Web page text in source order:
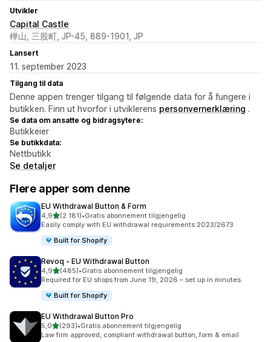
Utvikler
Capital Castle
樺山, 三股町, JP-45, 889-1901, JP
Lansert
11. september 2023
Tilgang til data
Denne appen trenger tilgang til følgende data for å fungere i
butikken. Finn ut hvorfor i utviklerens personvernerklæring .
Se data om ansatte og bidragsytere:
Butikkeier
Se butikkdata:
Nettbutikk
Se detaljer
Flere apper som denne
EU Withdrawal Button & Form
4,9av 5 stjerner
(2 181)
Totalt 2181 omtaler
•Gratis abonnement tilgjengelig
Easily comply with EU withdrawal requirements 2023/2673
Built for Shopify
Revoq ‑ EU Withdrawal Button
4,9av 5 stjerner
(485)
Totalt 485 omtaler
•Gratis abonnement tilgjengelig
Required for EU shops from June 19, 2026 – set up in minutes.
Built for Shopify
EU Withdrawal Button Pro
5,0av 5 stjerner
(293)
Totalt 293 omtaler
•Gratis abonnement tilgjengelig
Law firm approved, compliant withdrawal button, form & email